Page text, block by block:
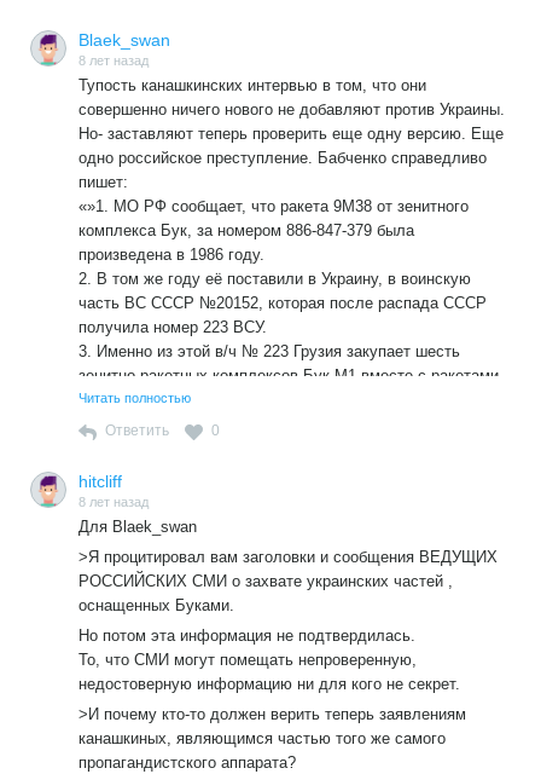
еще в 2008-м! Считаю, что мировое сообщество
допустило огромную ошибку, недооценив события 2008-го
, не осудив российскую агрессию резолюцией ООН, и не
введя санкции в отношении неё. Считаю, что мировое
сообщество должно исправить свою ошибку и ввести в
отношении России новые, более жесткие санкции за
Грузию. И люди доброй воли co всего мира, в том числе в
России, должны объединяться и добиваться принятия
жестких международных санкций в отношении РФ.
Blaek_swan
8 лет назад
Тупость канашкинских интервью в том, что они
совершенно ничего нового не добавляют против Украины.
Но- заставляют теперь проверить еще одну версию. Еще
одно российское преступление. Бабченко справедливо
пишет:
«»1. МО РФ сообщает, что ракета 9М38 от зенитного
комплекса Бук, за номером 886-847-379 была
произведена в 1986 году.
2. В том же году её поставили в Украину, в воинскую
часть ВС СССР №20152, которая после распада СССР
получила номер 223 ВСУ.
3. Именно из этой в/ч № 223 Грузия закупает шесть
зенитно-ракетных комплексов Бук-М1 вместе с ракетами.
4. В 2008 году Россия захватывает грузинские БУКи
вместе с ракетами и вывозит их в Россию.
6. Сейчас малоумные с этой ракетой еще и новую серию
расследования оккупации Грузии запустят.
7. Все, буквально все, к чему они ни притрагиваются,
перформанс.
8. Оккупировать Грузию, отжать у неё украинские «Буки»,
сбить одним из них малайзийский «Боинг», а потом орать,
что это все проклятые бандеровцы — боже, боже, это
просто неповторимо…»
Читать полностью
Ответить 0
hitcliff
8 лет назад
Для Blaek_swan
>Я процитировал вам заголовки и сообщения ВЕДУЩИХ
РОССИЙСКИХ СМИ о захвате украинских частей ,
оснащенных Буками.
Но потом эта информация не подтвердилась.
То, что СМИ могут помещать непроверенную,
недостоверную информацию ни для кого не секрет.
>И почему кто-то должен верить теперь заявлениям
канашкиных, являющимся частью того же самого
пропагандистского аппарата?